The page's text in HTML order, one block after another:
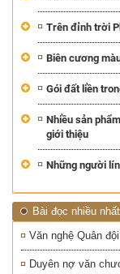
Trên đỉnh trời
Biên cương
Gói đất liền
Nhiều sản
giới thiệu
Những người
Bài đọc nhiều nhất
Văn nghệ Quân
Duyên nợ văn